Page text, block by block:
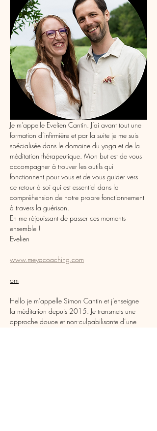
Je m’appelle Evelien Cantin. J’ai avant tout une
formation d’infirmière et par la suite je me suis
spécialisée dans le domaine du yoga et de la
méditation thérapeutique. Mon but est de vous
accompagner à trouver les outils qui
fonctionnent pour vous et de vous guider vers
ce retour à soi qui est essentiel dans la
compréhension de notre propre fonctionnement
à travers la guérison.
En me réjouissant de passer ces moments
ensemble !
Evelien
www.meyacoaching.com
om
Hello je m’appelle Simon Cantin et j’enseigne
la méditation depuis 2015. Je transmets une
approche douce et non-culpabilisante d’une